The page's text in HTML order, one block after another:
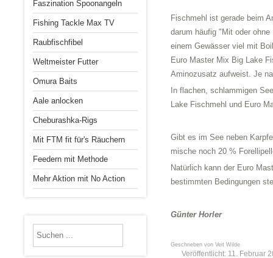
Faszination Spoonangeln
Fishing Tackle Max TV
Raubfischfibel
Weltmeister Futter
Omura Baits
Aale anlocken
Cheburashka-Rigs
Mit FTM fit für's Räuchern
Feedern mit Methode
Mehr Aktion mit No Action
Fischmehl ist gerade beim
darum häufig "Mit oder
einem Gewässer viel mit
Euro Master Mix Big Lake
Aminozusatz aufweist. Je
In flachen, schlammigen
Lake Fischmehl und Euro
Gibt es im See neben
mische noch 20 %
Natürlich kann der Euro
bestimmten Bedingungen
Günter Horler
Geschrieben von Veit Wilde
Veröffentlicht: 11. Februar